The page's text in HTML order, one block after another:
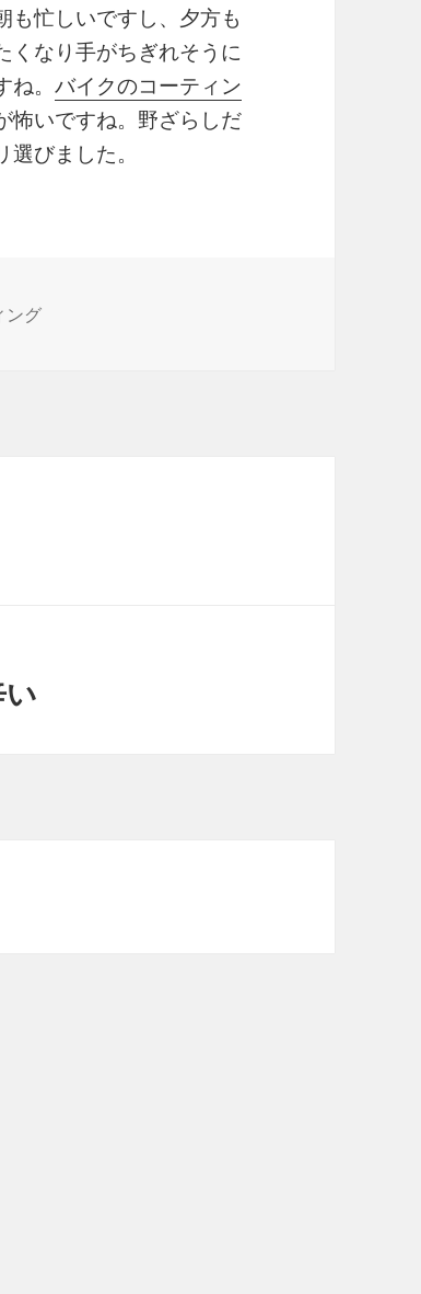
も忙しいですし、夕方も
くなり手がちぎれそうに
ね。バイクのコーティン
怖いですね。野ざらしだ
びました。
ング